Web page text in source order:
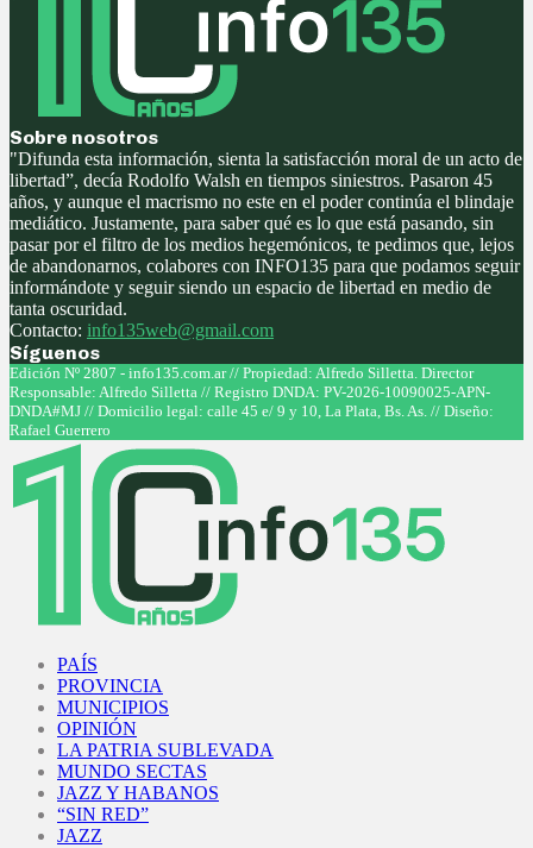
Sobre nosotros
"Difunda esta información, sienta la satisfacción moral de un acto de
libertad”, decía Rodolfo Walsh en tiempos siniestros. Pasaron 45
años, y aunque el macrismo no este en el poder continúa el blindaje
mediático. Justamente, para saber qué es lo que está pasando, sin
pasar por el filtro de los medios hegemónicos, te pedimos que, lejos
de abandonarnos, colabores con INFO135 para que podamos seguir
informándote y seguir siendo un espacio de libertad en medio de
tanta oscuridad.
Contacto: info135web@gmail.com
Síguenos
Facebook
Twitter
Instagram
Youtube
Edición Nº 2807 - info135.com.ar // Propiedad: Alfredo Silletta. Director
Responsable: Alfredo Silletta // Registro DNDA: PV-2026-10090025-APN-
DNDA#MJ // Domicilio legal: calle 45 e/ 9 y 10, La Plata, Bs. As. // Diseño:
Rafael Guerrero
PAÍS
PROVINCIA
MUNICIPIOS
OPINIÓN
LA PATRIA SUBLEVADA
MUNDO SECTAS
JAZZ Y HABANOS
“SIN RED”
JAZZ